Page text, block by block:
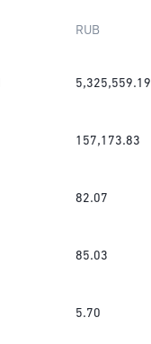
RUB
5,325,559.19
157,173.83
82.07
85.03
5.70